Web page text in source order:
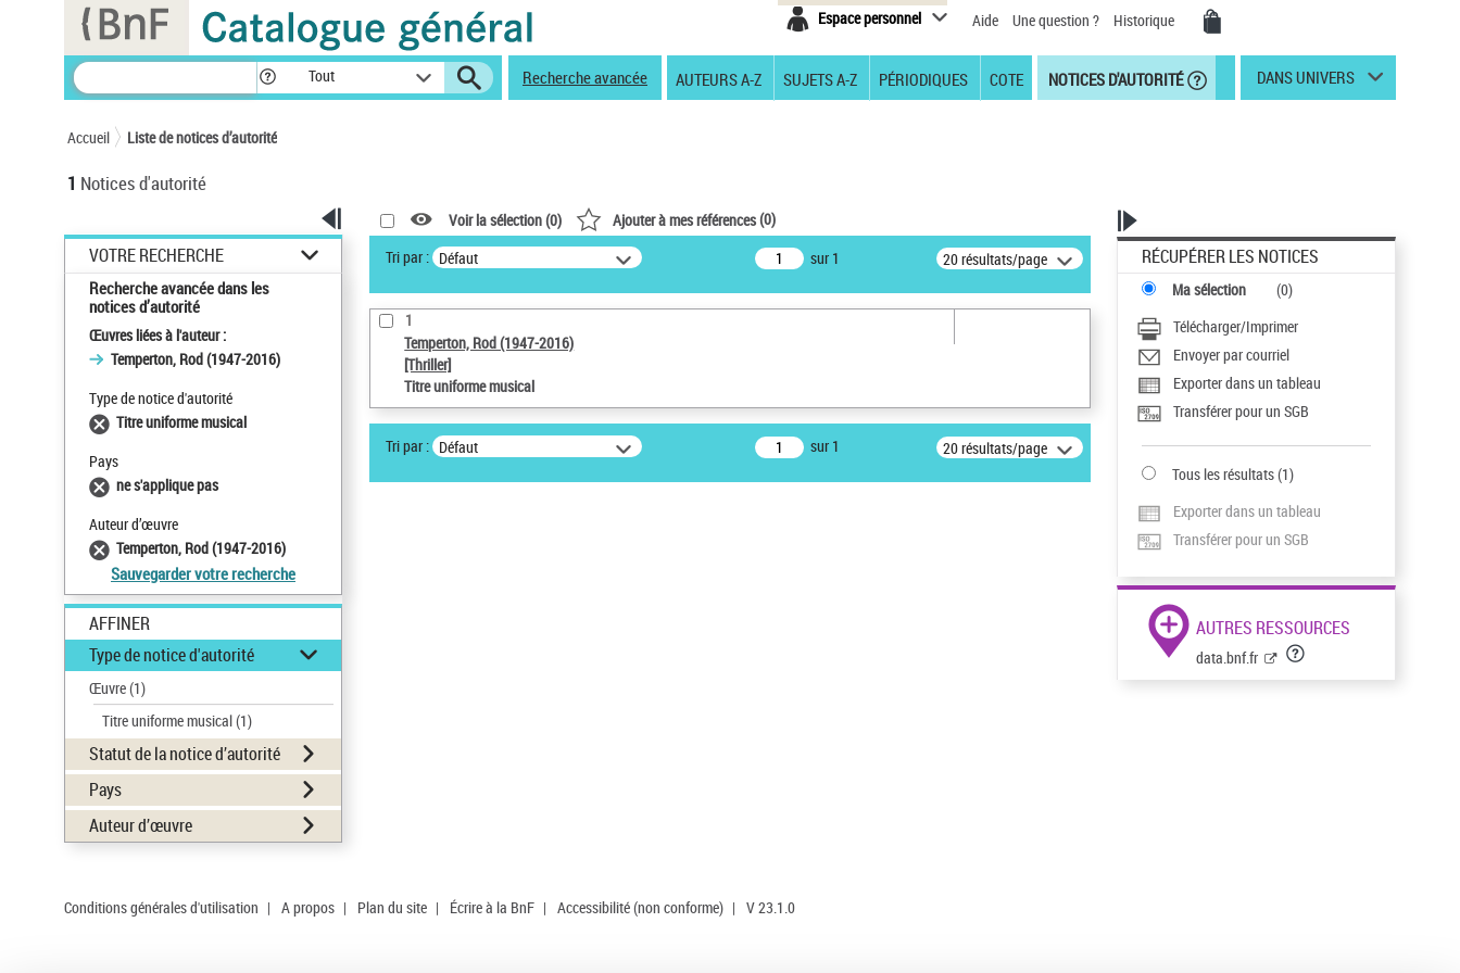
Espace personnel Aide Une question ? Historique
Tout Recherche avancée AUTEURS A-Z SUJETS A-Z PÉRIODIQUES COTE NOTICES D'AUTORITÉ DANS UNIVERS
Accueil Liste de notices d’autorité
1 Notices d'autorité
VOTRE RECHERCHE
Recherche avancée dans les
notices d’autorité
Œuvres liées à l'auteur :
Temperton, Rod (1947-2016)
Type de notice d'autorité
Titre uniforme musical
Pays
ne s'applique pas
Auteur d’œuvre
Temperton, Rod (1947-2016)
Sauvegarder votre recherche
AFFINER
Type de notice d'autorité
Œuvre(1)
Titre uniforme musical(1)
Statut de la notice d’autorité
Pays
Auteur d’œuvre
Voir la sélection (0) Ajouter à mes références(0)
Tri par : Défaut sur 1 20 résultats/page
1
Temperton, Rod (1947-2016)
[Thriller]
Titre uniforme musical
Tri par : Défaut sur 1 20 résultats/page
RÉCUPÉRER LES NOTICES
Ma sélection (0)
Télécharger/Imprimer
Envoyer par courriel
Exporter dans un tableau
Transférer pour un SGB
Tous les résultats(1)
Exporter dans un tableau
Transférer pour un SGB
AUTRES RESSOURCES
data.bnf.fr
Conditions générales d'utilisation | A propos | Plan du site | Écrire à la BnF | Accessibilité (non conforme) | V 23.1.0
Panneau de gestion des cookies